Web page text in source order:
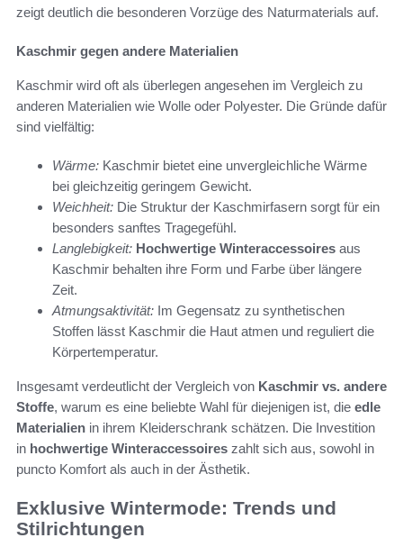
zeigt deutlich die besonderen Vorzüge des Naturmaterials auf.
Kaschmir gegen andere Materialien
Kaschmir wird oft als überlegen angesehen im Vergleich zu
anderen Materialien wie Wolle oder Polyester. Die Gründe dafür
sind vielfältig:
Wärme: Kaschmir bietet eine unvergleichliche Wärme
bei gleichzeitig geringem Gewicht.
Weichheit: Die Struktur der Kaschmirfasern sorgt für ein
besonders sanftes Tragegefühl.
Langlebigkeit: Hochwertige Winteraccessoires aus
Kaschmir behalten ihre Form und Farbe über längere
Zeit.
Atmungsaktivität: Im Gegensatz zu synthetischen
Stoffen lässt Kaschmir die Haut atmen und reguliert die
Körpertemperatur.
Insgesamt verdeutlicht der Vergleich von Kaschmir vs. andere
Stoffe, warum es eine beliebte Wahl für diejenigen ist, die edle
Materialien in ihrem Kleiderschrank schätzen. Die Investition
in hochwertige Winteraccessoires zahlt sich aus, sowohl in
puncto Komfort als auch in der Ästhetik.
Exklusive Wintermode: Trends und
Stilrichtungen